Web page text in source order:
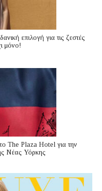
επιλογή για τις ζεστές
μόνο!
The Plaza Hotel για την
Νέας Υόρκης